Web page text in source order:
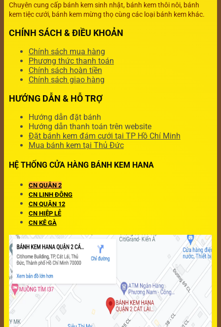
Chuyên cung cấp bánh kem sinh nhật, bánh kem thôi nôi, bánh
kem tiệc cưới, bánh kem mừng thọ cùng các loại bánh kem khác.
CHÍNH SÁCH & ĐIỀU KHOẢN
Chính sách mua hàng
Phương thức thanh toán
Chính sách hoàn tiền
Chính sách giao hàng
HƯỚNG DẪN & HỖ TRỢ
Hướng dẫn đặt bánh
Hướng dẫn thanh toán trên website
Đặt bánh kem đám cưới tại TP Hồ Chí Minh
Mua bánh kem tại Thủ Đức
HỆ THỐNG CỬA HÀNG BÁNH KEM HANA
CN QUẬN 2
CN LINH ĐÔNG
CN QUẬN 12
CN HIỆP LỄ
CN KÊ GÀ